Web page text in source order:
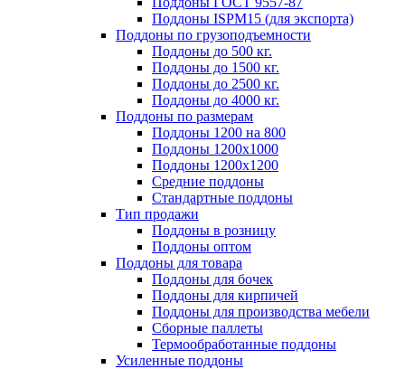
Поддоны ISPM15 (для экспорта)
Поддоны по грузоподъемности
Поддоны до 500 кг.
Поддоны до 1500 кг.
Поддоны до 2500 кг.
Поддоны до 4000 кг.
Поддоны по размерам
Поддоны 1200 на 800
Поддоны 1200х1000
Поддоны 1200х1200
Средние поддоны
Стандартные поддоны
Тип продажи
Поддоны в розницу
Поддоны оптом
Поддоны для товара
Поддоны для бочек
Поддоны для кирпичей
Поддоны для производства мебели
Сборные паллеты
Термообработанные поддоны
Усиленные поддоны